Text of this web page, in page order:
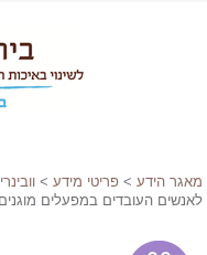
מאגר הידע > פריטי מידע >
לאנשים העובדים במפעלים